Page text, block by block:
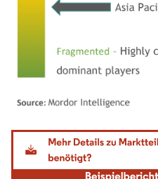
Bild © Mordor Intelligence.